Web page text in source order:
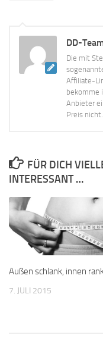
DD-
Die mit
Affiliate-
bekomme
Anbieter
Preis nicht.
FÜR DICH
INTERESSANT …
Außen schlank, innen
7. JULI 2015